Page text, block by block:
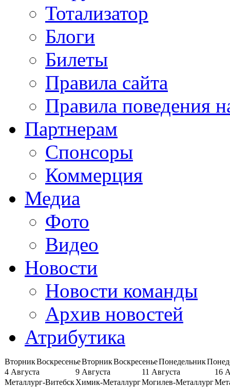
Тотализатор
Блоги
Билеты
Правила сайта
Правила поведения
Партнерам
Спонсоры
Коммерция
Медиа
Фото
Видео
Новости
Новости команды
Архив новостей
Атрибутика
ВторникВоскресеньеВторникВоскресеньеПонедельник
4 Августа
9 Августа 11 Августа
16
Металлург-ВитебскХимик-МеталлургМогилев-Металлург